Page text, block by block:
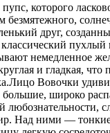
которого
безмятежного,
друг,
пухлый
немедленное
и гладкая, что
Вовочки
большие, широко
любознательности,
Над ними —